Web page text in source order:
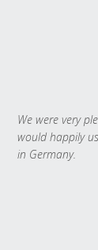
We were very
would happily
in Germany.